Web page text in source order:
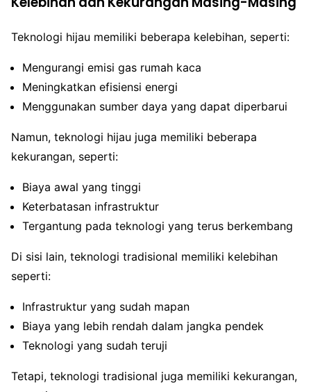
Teknologi hijau memiliki beberapa kelebihan, seperti:
Mengurangi emisi gas rumah kaca
Meningkatkan efisiensi energi
Menggunakan sumber daya yang dapat diperbarui
Namun, teknologi hijau juga memiliki beberapa
kekurangan, seperti:
Biaya awal yang tinggi
Keterbatasan infrastruktur
Tergantung pada teknologi yang terus berkembang
Di sisi lain, teknologi tradisional memiliki kelebihan
seperti:
Infrastruktur yang sudah mapan
Biaya yang lebih rendah dalam jangka pendek
Teknologi yang sudah teruji
Tetapi, teknologi tradisional juga memiliki kekurangan,